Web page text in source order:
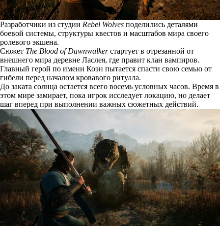
Разработчики из студии Rebel Wolves поделились деталями
боевой системы, структуры квестов и масштабов мира своего
ролевого экшена.
Сюжет The Blood of Dawnwalkerстартует в отрезанной от
внешнего мира деревне Ласлея, где правит клан вампиров.
Главный герой по имени Коэн пытается спасти свою семью от
гибели перед началом кровавого ритуала.
До заката солнца остается всего восемь условных часов. Время в
этом мире замирает, пока игрок исследует локацию, но делает
шаг вперед при выполнении важных сюжетных действий.